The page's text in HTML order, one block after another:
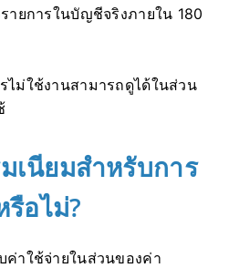
ายการในบัญชีจริงภายใน 180
ไม่ใช้งานสามารถดูได้ในส่วน
นียมสำหรับการ
อไม่?
ค่าใช้จ่ายในส่วนของค่า